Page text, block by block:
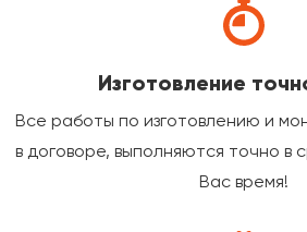
Изготовление
Все работы по изготовлению и
в договоре, выполняются точно в
Вас время!